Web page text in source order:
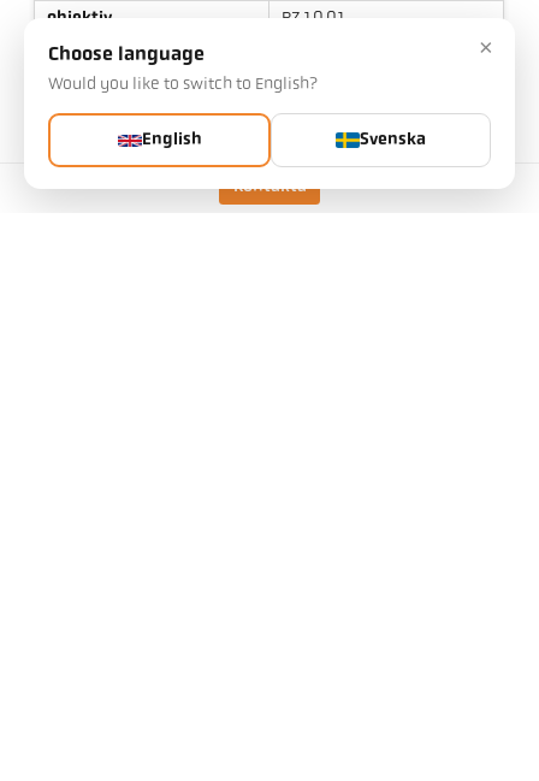
Kontakta
objektiv
PZ 10.01
mätprincip
Siktanordning
Inspektionsfönster
×
Choose language
Would you like to switch to English?
English Svenska